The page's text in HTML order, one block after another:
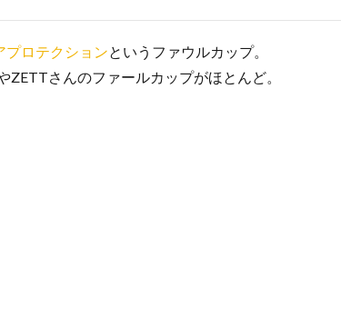
プロテクション というファウルカップ。
さんのファールカップがほとんど。